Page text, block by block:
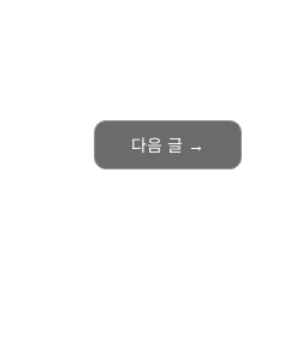
다음 글 →